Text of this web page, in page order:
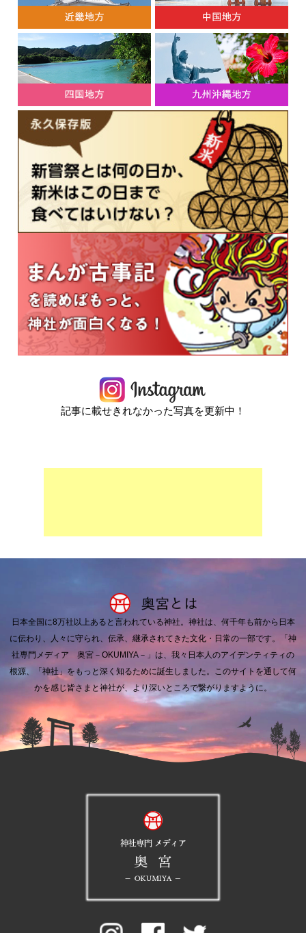
記事に載せきれなかった写真を更新中！
日本全国に8万社以上あると言われている神社。 神社は、何千年も前から日本
に伝わり、人々に守られ、伝承、継承されてきた文化・日常の一部です。
「神
社専門メディア 奥宮－OKUMIYA－」は、我々日本人のアイデンティティの
根源、「神社」をもっと深く知るために誕生しました。 このサイトを通して何
かを感じ皆さまと神社が、より深いところで繋がりますように。